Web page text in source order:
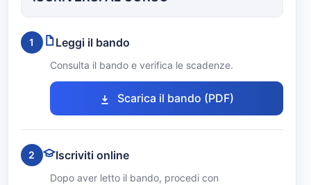
1 Leggi il bando
Consulta il bando e verifica le scadenze.
Scarica il bando (PDF)
2 Iscriviti online
Dopo aver letto il bando, procedi con